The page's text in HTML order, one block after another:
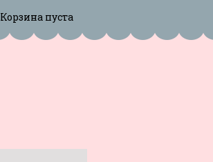
Корзина пуста